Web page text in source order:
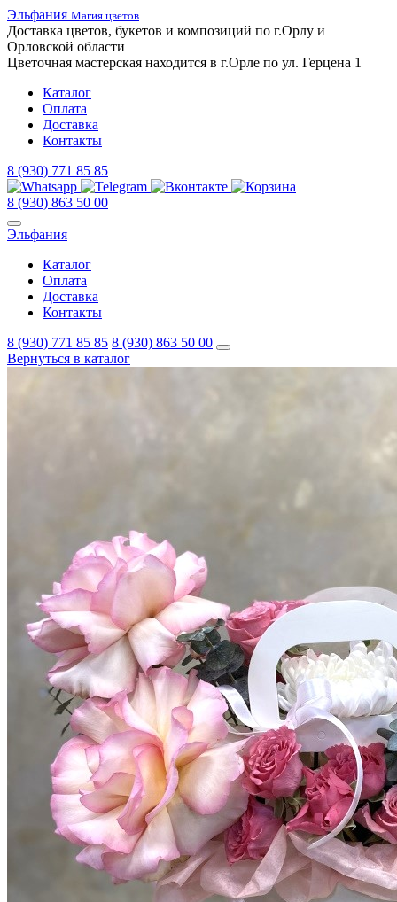
Эльфания Магия цветов
Доставка цветов, букетов и композиций по г.Орлу и
Орловской области
Цветочная мастерская находится в г.Орле по ул. Герцена 1
Каталог
Оплата
Доставка
Контакты
8 (930) 771 85 85
8 (930) 863 50 00
Эльфания
Каталог
Оплата
Доставка
Контакты
8 (930) 771 85 85 8 (930) 863 50 00
Вернуться в каталог